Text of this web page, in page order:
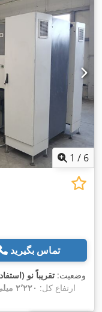
1 / 6
تماس بگیرید
وضعیت: تقریباً نو
, ارتفاع کل: ۲٬۲۲۰ میلی‌متر
,